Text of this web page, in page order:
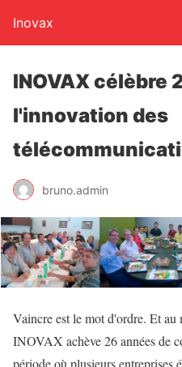
Inovax
INOVAX célèbre
l'innovation des
bruno.admin
Vaincre est le mot d'ordre. Et au
INOVAX achève 26 années de
période où plusieurs entreprises